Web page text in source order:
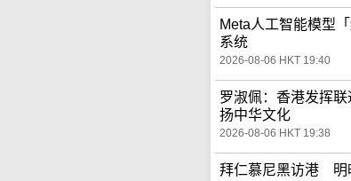
Meta人工智能模型
系统
2026-08-06 HKT 19:40
罗淑佩：香港发挥
扬中华文化
2026-08-06 HKT 19:38
拜仁慕尼黑访港 明